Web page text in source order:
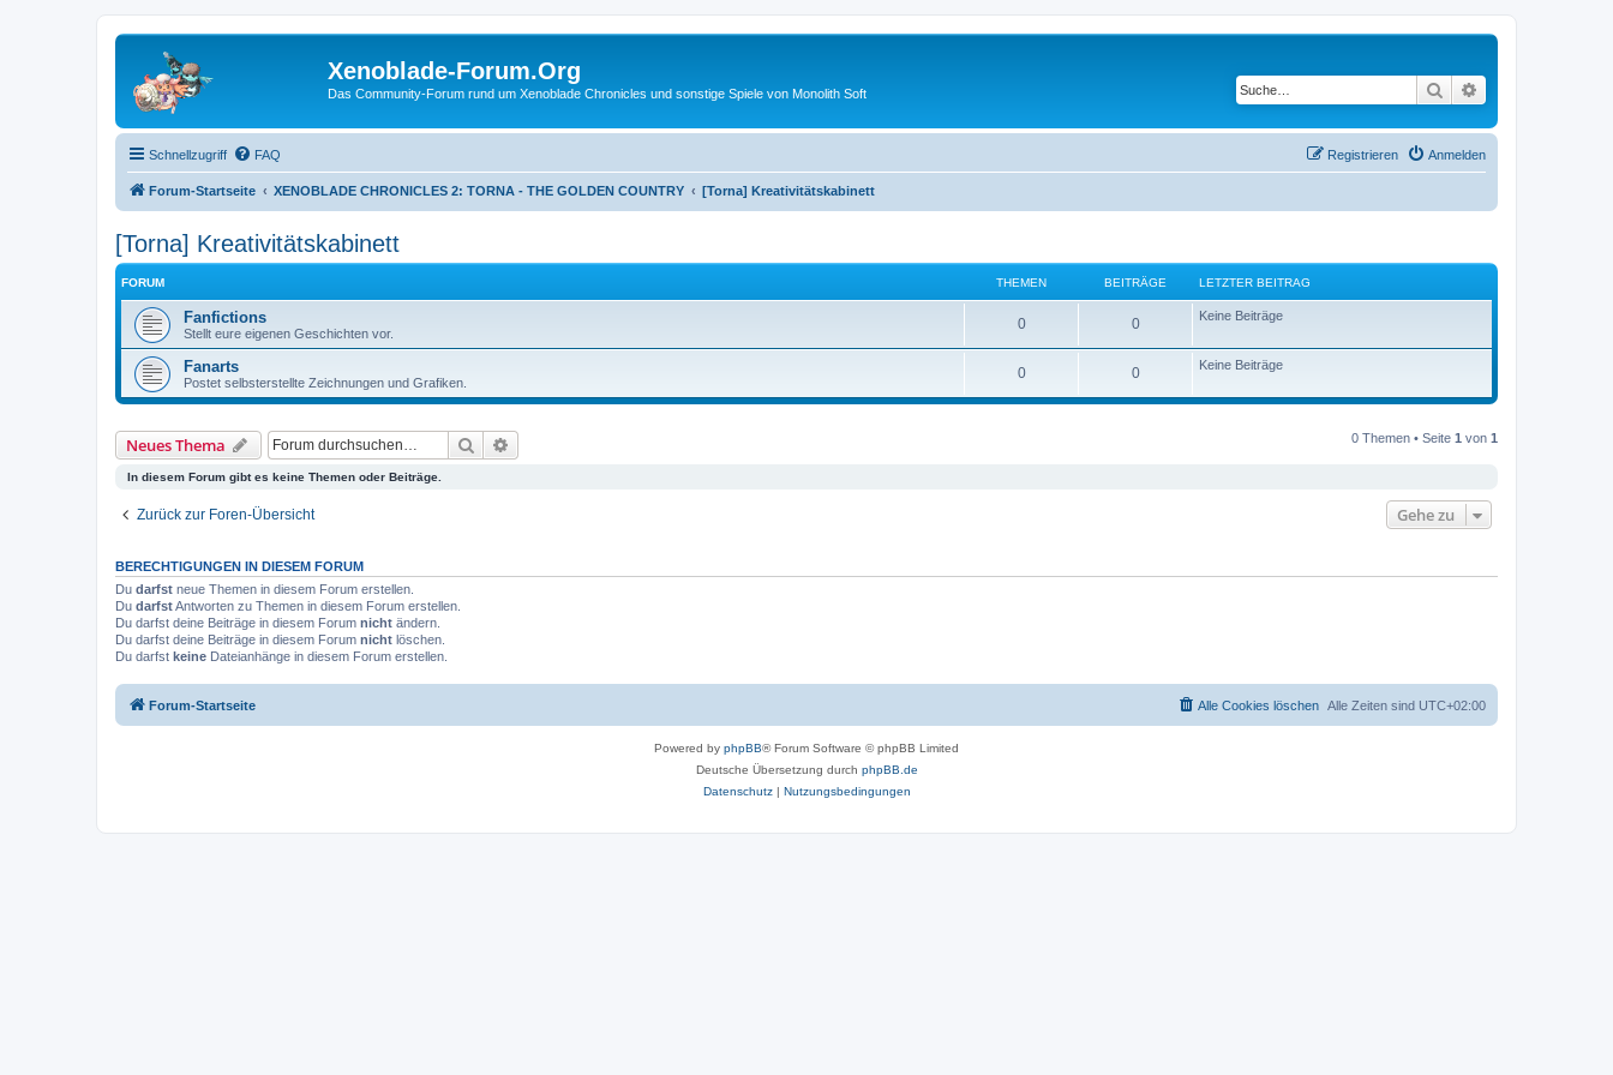
Xenoblade-Forum.Org
Das Community-Forum rund um Xenoblade Chronicles und sonstige Spiele von Monolith Soft Suche
Schnellzugriff FAQ Anmelden
Registrieren
Forum-Startseite XENOBLADE CHRONICLES 2: TORNA - THE GOLDEN COUNTRY [Torna] Kreativitätskabinett
[Torna] Kreativitätskabinett
FORUM THEMEN BEITRÄGE LETZTER BEITRAG
Fanfictions
Stellt eure eigenen Geschichten vor.
0 0 Keine Beiträge
Fanarts
Postet selbsterstellte Zeichnungen und Grafiken.
0 0 Keine Beiträge
Neues Thema Suche 0 Themen • Seite 1 von 1
In diesem Forum gibt es keine Themen oder Beiträge.
Zurück zur Foren-Übersicht Gehe zu
BERECHTIGUNGEN IN DIESEM FORUM
Du darfst neue Themen in diesem Forum erstellen.
Du darfstAntworten zu Themen in diesem Forum erstellen.
Du darfst deine Beiträge in diesem Forum nicht ändern.
Du darfst deine Beiträge in diesem Forum nicht löschen.
Du darfst keine Dateianhänge in diesem Forum erstellen.
Forum-Startseite Alle Zeiten sind UTC+02:00
Alle Cookies löschen
Powered by phpBB® Forum Software © phpBB Limited
Deutsche Übersetzung durch phpBB.de
Datenschutz| Nutzungsbedingungen